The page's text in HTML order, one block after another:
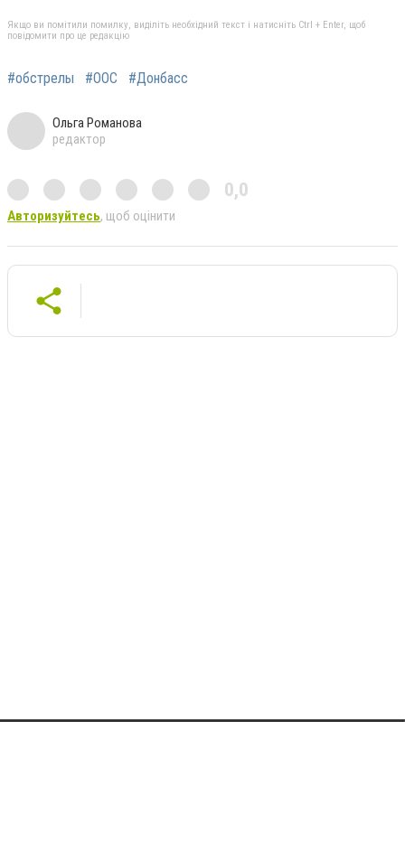
Якщо ви помітили помилку, виділіть необхідний текст і натисніть Ctrl + Enter, щоб
повідомити про це редакцію
#обстрелы #ООС #Донбасс
Ольга Романова
редактор
0,0
Авторизуйтесь, щоб оцінити